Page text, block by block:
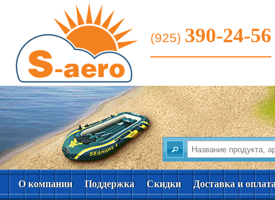
(925) 390-24-56
О компании Поддержка Скидки Доставка и